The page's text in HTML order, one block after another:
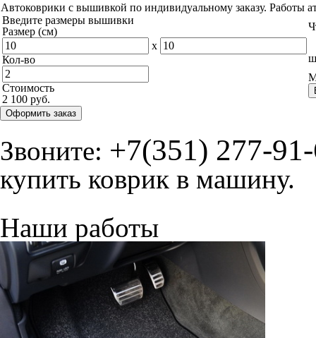
Автоковрики с вышивкой по индивидуальному заказу. Работы
Введите размеры вышивки
Размер (см)
x
Кол-во
Стоимость
2 100 руб.
Оформить заказ
Звоните: +7(351) 277-
купить коврик в машину.
Наши работы